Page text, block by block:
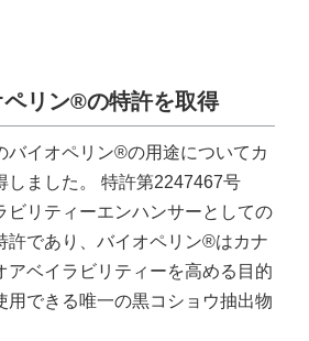
ペリン®の特許を取得
バイオペリン®の用途についてカ
しました。 特許第2247467号
ビリティーエンハンサーとしての
許であり、バイオペリン®はカナ
アベイラビリティーを高める目的
用できる唯一の黒コショウ抽出物